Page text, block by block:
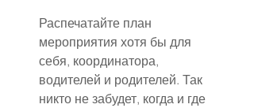
Распечатайте план
мероприятия хотя бы для
себя, координатора,
водителей и родителей. Так
никто не забудет, когда и где